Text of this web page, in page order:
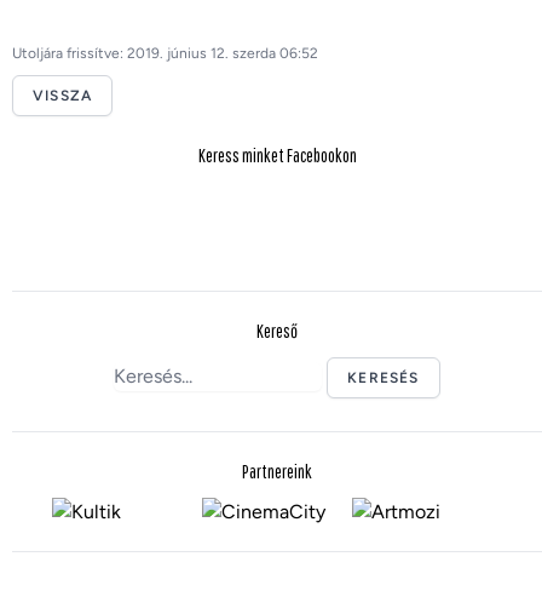
Utoljára frissítve: 2019. június 12. szerda 06:52
VISSZA
Keress minket Facebookon
Kereső
KERESÉS
Partnereink